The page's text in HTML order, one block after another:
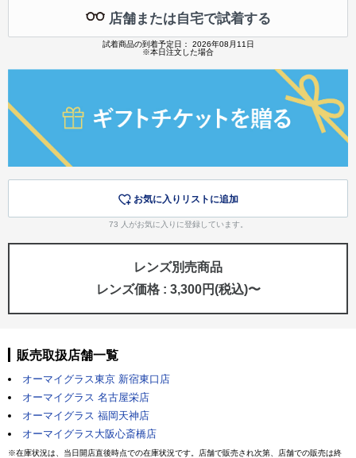
店舗または自宅で試着する
試着商品の到着予定日： 2026年08月11日
※本日注文した場合
お気に入りリストに追加
73 人がお気に入りに登録しています。
レンズ別売商品
レンズ価格 : 3,300円(税込)〜
販売取扱店舗一覧
オーマイグラス東京 新宿東口店
オーマイグラス 名古屋栄店
オーマイグラス 福岡天神店
オーマイグラス大阪心斎橋店
※在庫状況は、当日開店直後時点での在庫状況です。店舗で販売され次第、店舗での販売は終